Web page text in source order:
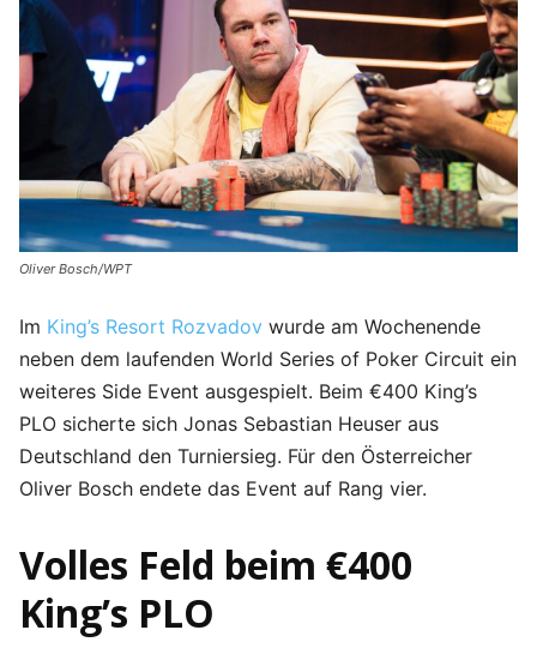
Oliver Bosch/WPT
Im King’s Resort Rozvadov wurde am Wochenende
neben dem laufenden World Series of Poker Circuit ein
weiteres Side Event ausgespielt. Beim €400 King’s
PLO sicherte sich Jonas Sebastian Heuser aus
Deutschland den Turniersieg. Für den Österreicher
Oliver Bosch endete das Event auf Rang vier.
Volles Feld beim €400
King’s PLO